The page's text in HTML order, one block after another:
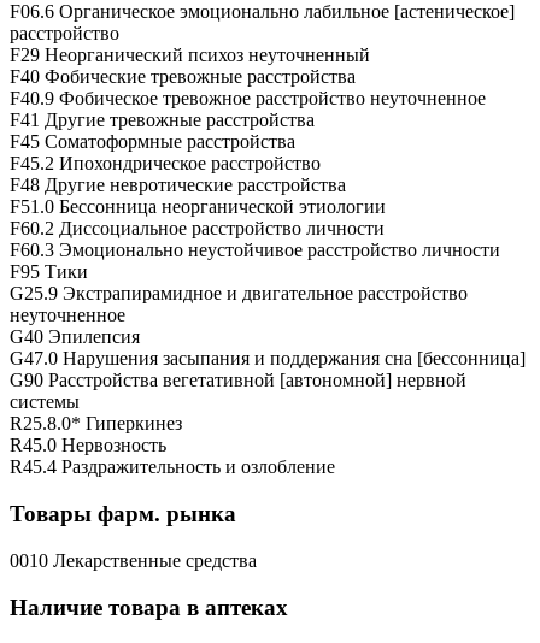
F06.6 Органическое эмоционально лабильное [астеническое]
расстройство
F29 Неорганический психоз неуточненный
F40 Фобические тревожные расстройства
F40.9 Фобическое тревожное расстройство неуточненное
F41 Другие тревожные расстройства
F45 Соматоформные расстройства
F45.2 Ипохондрическое расстройство
F48 Другие невротические расстройства
F51.0 Бессонница неорганической этиологии
F60.2 Диссоциальное расстройство личности
F60.3 Эмоционально неустойчивое расстройство личности
F95 Тики
G25.9 Экстрапирамидное и двигательное расстройство
неуточненное
G40 Эпилепсия
G47.0 Нарушения засыпания и поддержания сна [бессонница]
G90 Расстройства вегетативной [автономной] нервной
системы
R25.8.0* Гиперкинез
R45.0 Нервозность
R45.4 Раздражительность и озлобление
Товары фарм. рынка
0010 Лекарственные средства
Наличие товара в аптеках